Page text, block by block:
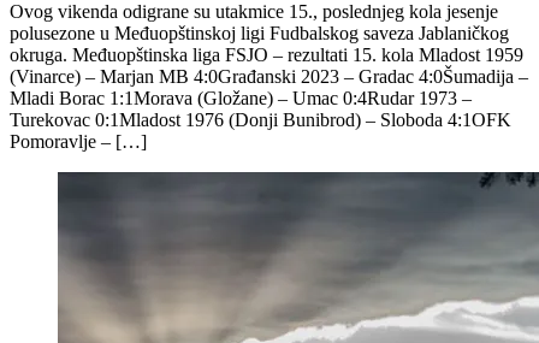
Ovog vikenda odigrane su utakmice 15., poslednjeg kola jesenje
polusezone u Međuopštinskoj ligi Fudbalskog saveza Jablaničkog
okruga. Međuopštinska liga FSJO – rezultati 15. kola Mladost 1959
(Vinarce) – Marjan MB 4:0Građanski 2023 – Gradac 4:0Šumadija –
Mladi Borac 1:1Morava (Gložane) – Umac 0:4Rudar 1973 –
Turekovac 0:1Mladost 1976 (Donji Bunibrod) – Sloboda 4:1OFK
Pomoravlje – […]